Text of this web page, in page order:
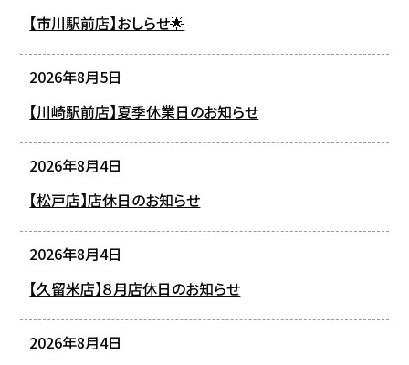
【市川駅前店】おしらせ🌟
2026年8月5日
【川崎駅前店】夏季休業日のお知らせ
2026年8月4日
【松戸店】店休日のお知らせ
2026年8月4日
【久留米店】８月店休日のお知らせ
2026年8月4日